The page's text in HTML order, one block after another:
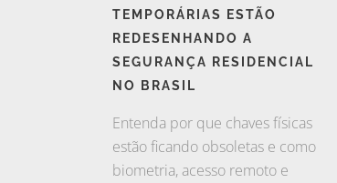
TEMPORÁRIAS ESTÃO
REDESENHANDO A
SEGURANÇA RESIDENCIAL
NO BRASIL
Entenda por que chaves físicas
estão ficando obsoletas e como
biometria, acesso remoto e